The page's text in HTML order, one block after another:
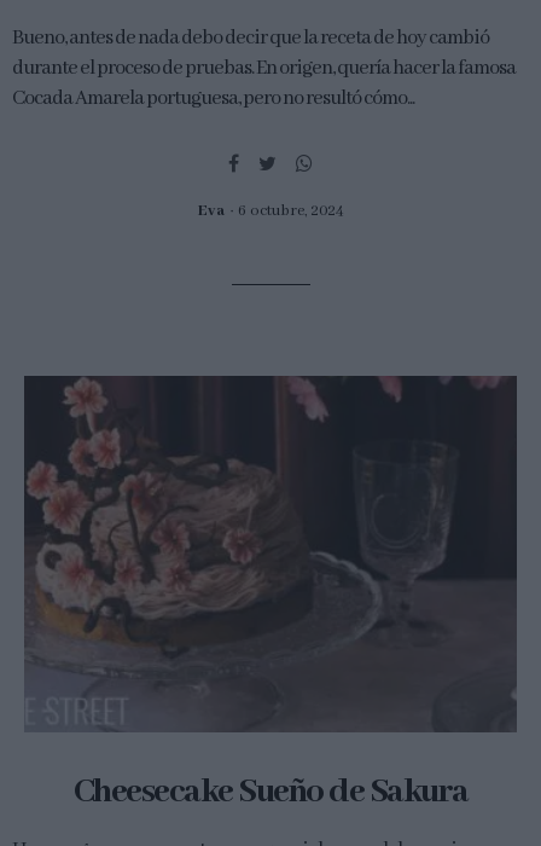
Bueno, antes de nada debo decir que la receta de hoy cambió
durante el proceso de pruebas. En origen, quería hacer la famosa
Cocada Amarela portuguesa, pero no resultó cómo...
Eva 6 octubre, 2024
Cheesecake Sueño de Sakura